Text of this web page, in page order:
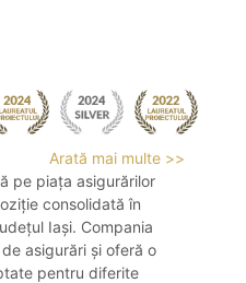
Arată mai multe >>
pe piața asigurărilor
consolidată în
Iași. Compania
asigurări și oferă o
pentru diferite